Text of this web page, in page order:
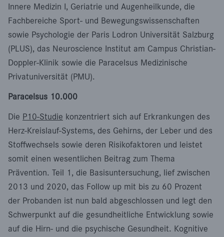
Innere Medizin I, Geriatrie und Augenheilkunde, die
Fachbereiche Sport- und Bewegungswissenschaften
sowie Psychologie der Paris Lodron Universität Salzburg
(PLUS), das Neuroscience Institut am Campus Christian-
Doppler-Klinik sowie die Paracelsus Medizinische
Privatuniversität (PMU).
Paracelsus 10.000
Die P10-Studie konzentriert sich auf Erkrankungen des
Herz-Kreislauf-Systems, des Gehirns, der Leber und des
Stoffwechsels sowie deren Risikofaktoren und leistet
somit einen wesentlichen Beitrag zum Thema
Prävention. Teil 1, die Basisuntersuchung, lief zwischen
2013 und 2020, das Follow up mit bis zu 60 Prozent
der Probanden ist nun bald abgeschlossen und legt den
Schwerpunkt auf die gesundheitliche Entwicklung sowie
auf die Hirn- und die psychische Gesundheit. Kognitive